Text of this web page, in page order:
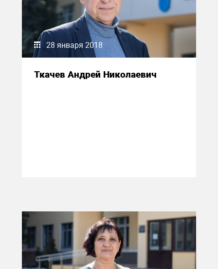
28 января 2018
Ткачев Андрей Николаевич